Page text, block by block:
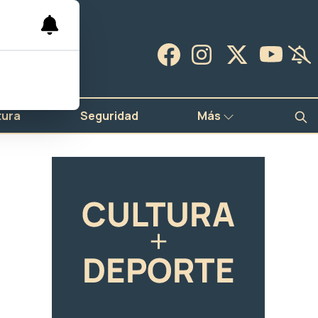
Seguridad Más